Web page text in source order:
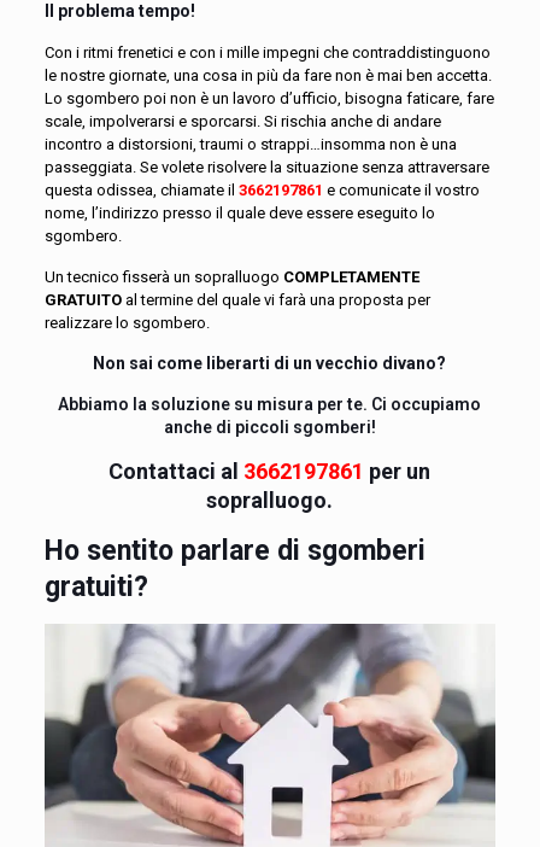
Il problema tempo!
Con i ritmi frenetici e con i mille impegni che contraddistinguono
le nostre giornate, una cosa in più da fare non è mai ben accetta.
Lo sgombero poi non è un lavoro d’ufficio, bisogna faticare, fare
scale, impolverarsi e sporcarsi. Si rischia anche di andare
incontro a distorsioni, traumi o strappi…insomma non è una
passeggiata. Se volete risolvere la situazione senza attraversare
questa odissea, chiamate il 3662197861 e comunicate il vostro
nome, l’indirizzo presso il quale deve essere eseguito lo
sgombero.
Un tecnico fisserà un sopralluogo COMPLETAMENTE
GRATUITOal termine del quale vi farà una proposta per
realizzare lo sgombero.
Non sai come liberarti di un vecchio divano?
Abbiamo la soluzione su misura per te. Ci occupiamo
anche di piccoli sgomberi!
Contattaci al 3662197861 per un
sopralluogo.
Ho sentito parlare di sgomberi
gratuiti?